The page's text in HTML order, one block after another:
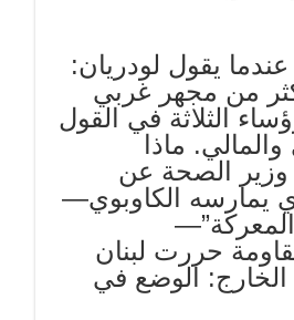
يقول لودريان:
من مجهر غربي
الثلاثة في القول
ماذا
وزير الصحة عن
يمارسه الكاوبوي—
المعركة”—
حررت لبنان
الخارج: الوضع في